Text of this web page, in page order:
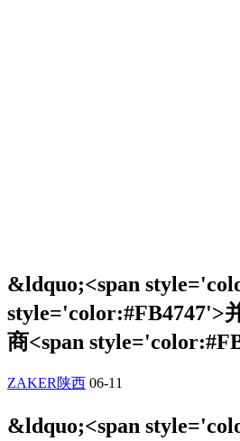
&ldquo;<span
style='color:#FB4747'>
商<span
ZAKER陕西 06-11
&ldquo;<span